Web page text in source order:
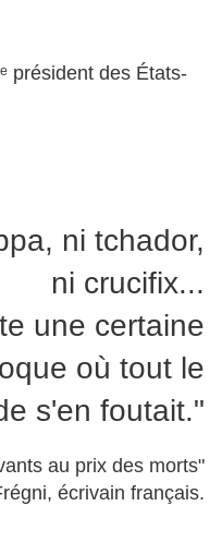
président des États-
ni tchador,
ni crucifix...
une certaine
où tout le
s'en foutait."
au prix des morts"
écrivain français.